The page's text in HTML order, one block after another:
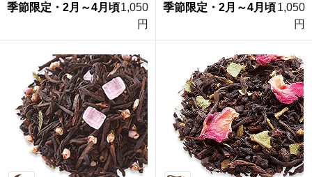
季節限定・2月～4月頃1,050
円
季節限定・2月～4月頃1,050
円